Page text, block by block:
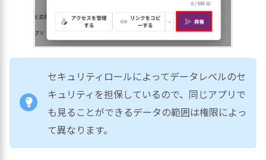
セキュリティロールによってデータレベルのセ
キュリティを担保しているので、同じアプリで
も見ることができるデータの範囲は権限によっ
て異なります。